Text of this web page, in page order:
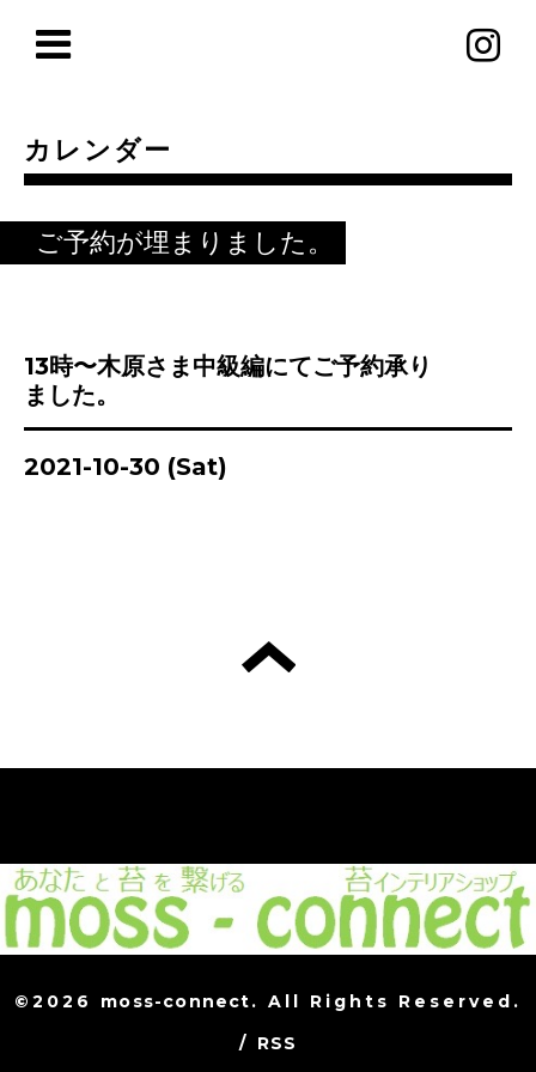
カレンダー
ご予約が埋まりました。
13時〜木原さま中級編にてご予約承り
ました。
2021-10-30 (Sat)
©2026 moss-connect. All Rights Reserved.
/ RSS